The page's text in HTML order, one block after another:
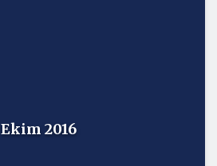
Ekim 2016